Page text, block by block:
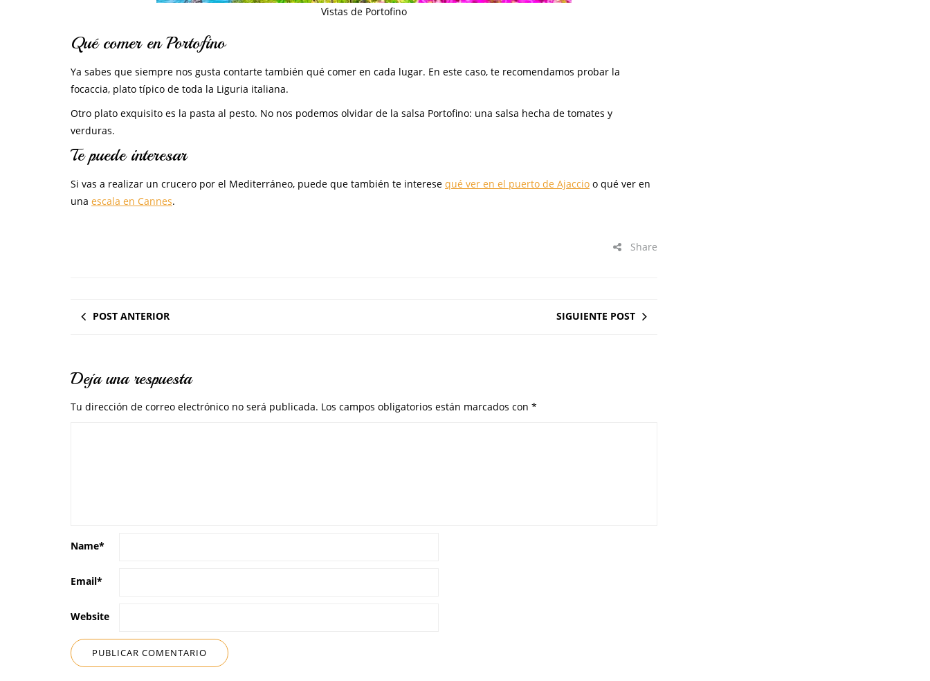
Vistas de Portofino
Qué comer en Portofino
Ya sabes que siempre nos gusta contarte también qué comer en cada lugar. En este caso, te recomendamos probar la
focaccia, plato típico de toda la Liguria italiana.
Otro plato exquisito es la pasta al pesto. No nos podemos olvidar de la salsa Portofino: una salsa hecha de tomates y
verduras.
Te puede interesar
Si vas a realizar un crucero por el Mediterráneo, puede que también te interese qué ver en el puerto de Ajaccio o qué ver en
una escala en Cannes.
Share
POST ANTERIOR SIGUIENTE POST
Deja una respuesta
Tu dirección de correo electrónico no será publicada. Los campos obligatorios están marcados con *
Name*
Email*
Website